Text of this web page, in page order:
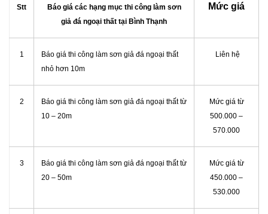
Stt
Báo giá các hạng mục thi công làm sơn
giả đá ngoại thất tại Bình Thạnh
Mức giá
1
Báo giá thi công làm sơn giả đá ngoại thất
nhỏ hơn 10m
Liên hệ
2
Báo giá thi công làm sơn giả đá ngoại thất từ
10 – 20m
Mức giá từ
500.000 –
570.000
3
Báo giá thi công làm sơn giả đá ngoại thất từ
20 – 50m
Mức giá từ
450.000 –
530.000